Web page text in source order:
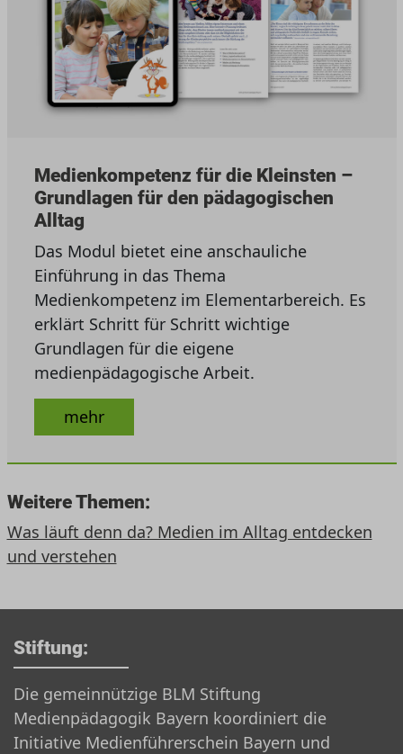
Medienkompetenz für die Kleinsten –
Grundlagen für den pädagogischen
Alltag
Das Modul bietet eine anschauliche
Einführung in das Thema
Medienkompetenz im Elementarbereich. Es
erklärt Schritt für Schritt wichtige
Grundlagen für die eigene
medienpädagogische Arbeit.
mehr
Weitere Themen:
Was läuft denn da? Medien im Alltag entdecken
und verstehen
Stiftung:
Die gemeinnützige BLM Stiftung
Medienpädagogik Bayern koordiniert die
Initiative Medienführerschein Bayern und